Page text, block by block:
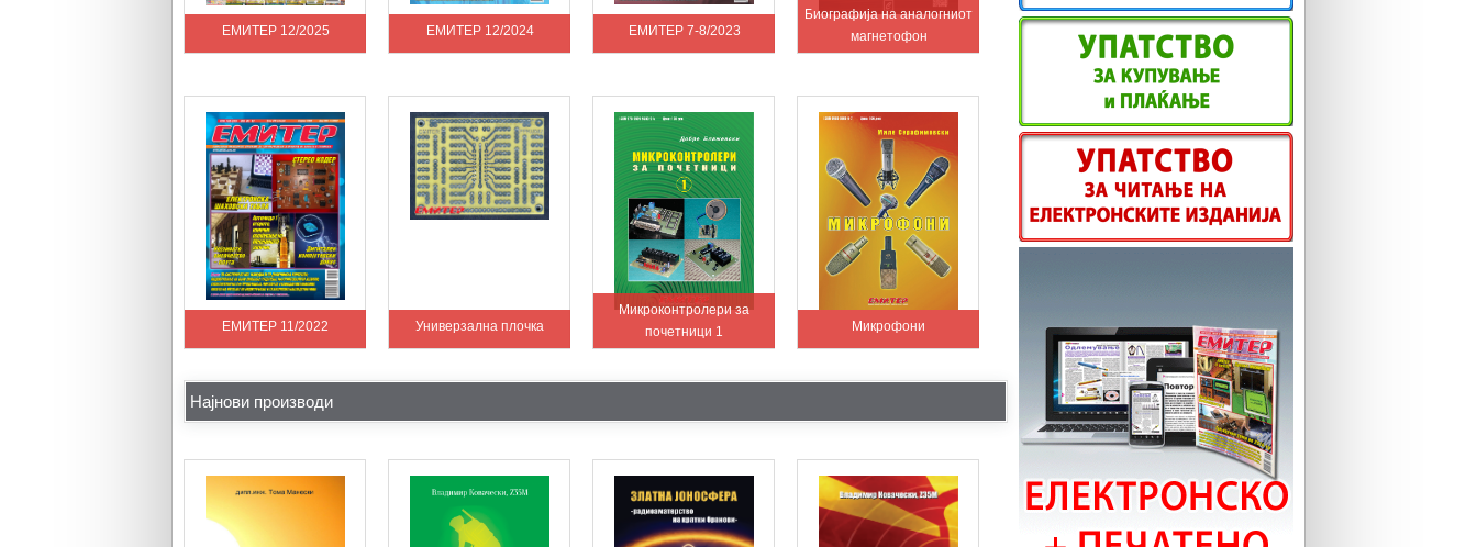
ЕМИТЕР 12/2025 ЕМИТЕР 12/2024 ЕМИТЕР 7-8/2023
Биографија на аналогниот
магнетофон
ЕМИТЕР 11/2022 Универзална плочка
Микроконтролери за
почетници 1
Микрофони
Најнови производи